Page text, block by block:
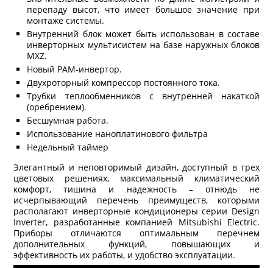
перепаду высот, что имеет большое значение при
монтаже системы.
Внутренний блок может быть использован в составе
инверторных мультисистем на базе наружных блоков
MXZ.
Новый PAM-инвертор.
Двухроторный компрессор постоянного тока.
Трубки теплообменников с внутренней накаткой
(оребрением).
Бесшумная работа.
Использование наноплатинового фильтра
Недельный таймер
Элегантный и неповторимый дизайн, доступный в трех
цветовых решениях, максимальный климатический
комфорт, тишина и надежность – отнюдь не
исчерпывающий перечень преимуществ, которыми
располагают инверторные кондиционеры серии Design
Inverter, разработанные компанией Mitsubishi Electric.
Приборы отличаются оптимальным перечнем
дополнительных функций, повышающих и
эффективность их работы, и удобство эксплуатации.